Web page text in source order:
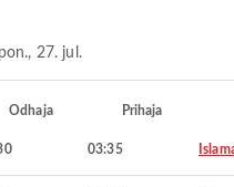
27. jul.
Odhaja Prihaja
03:35